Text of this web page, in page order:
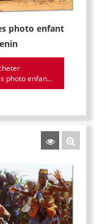
photo enfant
photo enfan...